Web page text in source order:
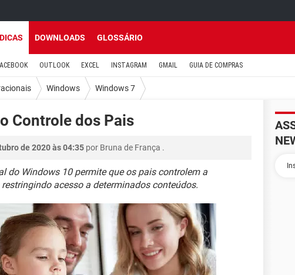
DICAS DOWNLOADS GLOSSÁRIO
OUTLOOK EXCEL INSTAGRAM GMAIL GUIA DE COMPRAS
Windows Windows 7
Controle dos Pais
de 2020 às 04:35 por Bruna de França .
do Windows 10 permite que os pais controlem a
acesso a determinados conteúdos.